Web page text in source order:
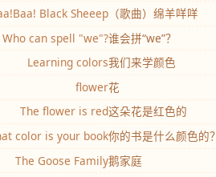
Black Sheeep （歌曲）绵羊咩咩
Who can spell "we"?谁会拼“we”？
Learning colors我们来学颜色
flower花
The flower is red这朵花是红色的
color is your book你的书是什么颜色的？
The Goose Family鹅家庭